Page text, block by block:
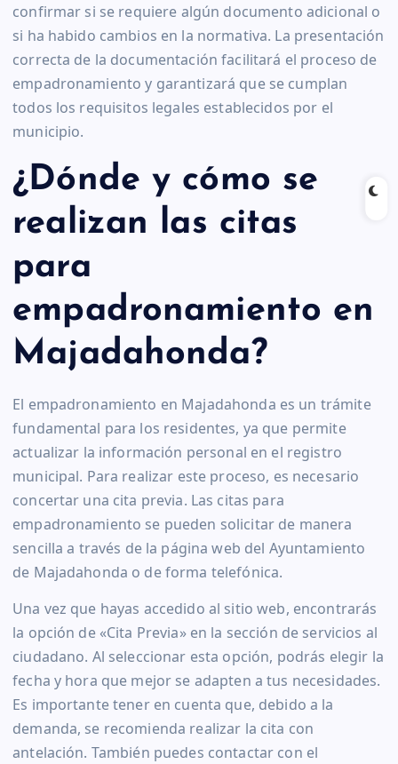
confirmar si se requiere algún documento adicional o
si ha habido cambios en la normativa. La presentación
correcta de la documentación facilitará el proceso de
empadronamiento y garantizará que se cumplan
todos los requisitos legales establecidos por el
municipio.
¿Dónde y cómo se
realizan las citas
para
empadronamiento en
Majadahonda?
El empadronamiento en Majadahonda es un trámite
fundamental para los residentes, ya que permite
actualizar la información personal en el registro
municipal. Para realizar este proceso, es necesario
concertar una cita previa. Las citas para
empadronamiento se pueden solicitar de manera
sencilla a través de la página web del Ayuntamiento
de Majadahonda o de forma telefónica.
Una vez que hayas accedido al sitio web, encontrarás
la opción de «Cita Previa» en la sección de servicios al
ciudadano. Al seleccionar esta opción, podrás elegir la
fecha y hora que mejor se adapten a tus necesidades.
Es importante tener en cuenta que, debido a la
demanda, se recomienda realizar la cita con
antelación. También puedes contactar con el